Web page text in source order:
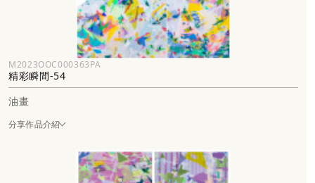
M2023OOC000363PA
精彩瞬間-54
油畫
分享作品介紹